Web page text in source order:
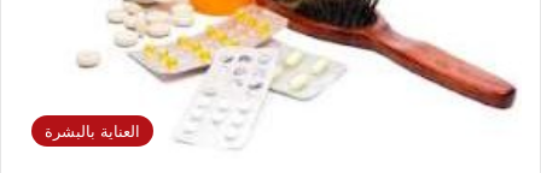
العناية بالبشرة